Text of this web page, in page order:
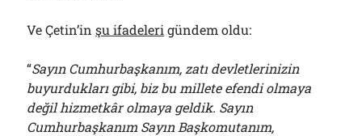
Ve Çetin’inşu ifadeleri gündem oldu:
“Sayın Cumhurbaşkanım, zatı devletlerinizin
buyurdukları gibi, biz bu millete efendi olmaya
değil hizmetkâr olmaya geldik. Sayın
Cumhurbaşkanım Sayın Başkomutanım,